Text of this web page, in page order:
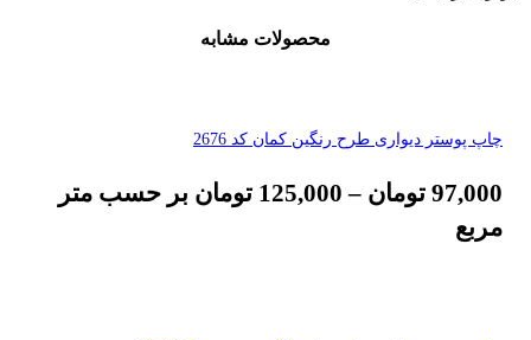
محصولات مشابه
چاپ پوستر دیواری طرح رنگین کمان کد 2676
97,000 تومان –
125,000 تومان بر حسب متر
مربع